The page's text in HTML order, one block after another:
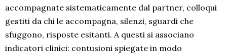
accompagnate sistematicamente dal partner, colloqui
gestiti da chi le accompagna, silenzi, sguardi che
sfuggono, risposte esitanti. A questi si associano
indicatori clinici: contusioni spiegate in modo